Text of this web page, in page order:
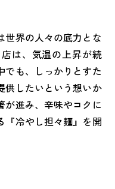
世界の人々の底力とな
は、気温の上昇が続
でも、しっかりとすた
供したいという想いか
が進み、辛味やコクに
『冷やし担々麺』を開